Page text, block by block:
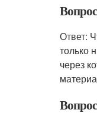
Ответ:
только
через